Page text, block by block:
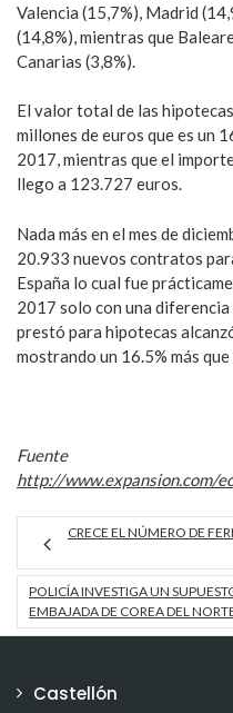
Valencia (15,7%), Madrid
(14,8%), mientras que
Canarias (3,8%).
El valor total de las
millones de euros que es un
2017, mientras que el
llego a 123.727 euros.
Nada más en el mes de
20.933 nuevos contratos
España lo cual fue
2017 solo con una
prestó para hipotecas
mostrando un 16.5% más
Fuente
http://www.expansion.com/
CRECE EL NÚMERO DE
POLICÍA INVESTIGA UN
EMBAJADA DE COREA DEL
Castellón